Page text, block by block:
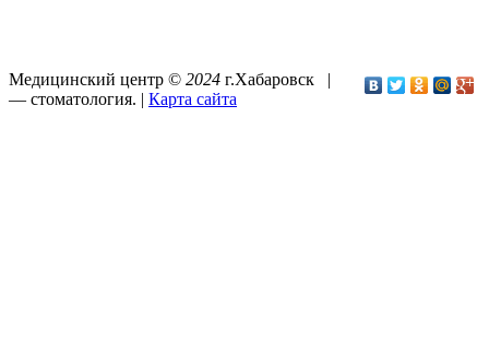
Медицинский центр © 2024 г.Хабаровск |
— стоматология. | Карта сайта